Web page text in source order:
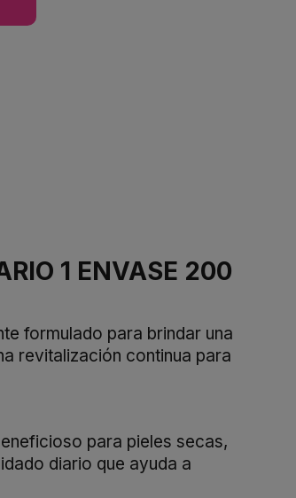
1 ENVASE 200
formulado para brindar una
revitalización continua para
para pieles secas,
diario que ayuda a